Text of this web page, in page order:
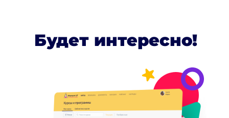
Будет интересно!